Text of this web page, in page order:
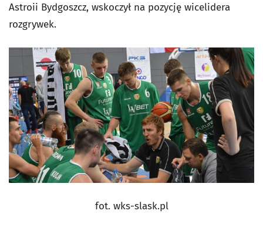
Astroii Bydgoszcz, wskoczył na pozycję wicelidera
rozgrywek.
fot. wks-slask.pl